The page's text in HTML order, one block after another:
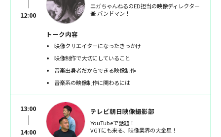
12:00
エガちゃんねるのED担当の映像ディレクター
兼 バンドマン！
トーク内容
映像クリエイターになったきっかけ
映像制作で大切にしていること
音楽出身者だからできる映像制作
音楽系の映像制作に関わるには
13:00
14:00
テレビ朝日映像撮影部
YouTubeで話題！
VGTにも来る、映像業界の大金星！